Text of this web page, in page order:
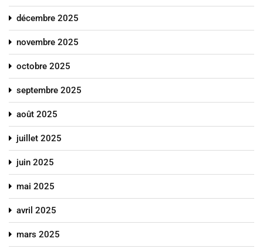
décembre 2025
novembre 2025
octobre 2025
septembre 2025
août 2025
juillet 2025
juin 2025
mai 2025
avril 2025
mars 2025